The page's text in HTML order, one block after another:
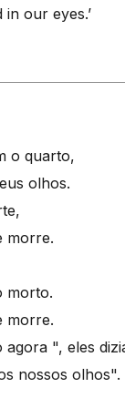
our eyes.’
o quarto,
olhos.
morre.
morto.
morre.
agora ", eles
nossos olhos".